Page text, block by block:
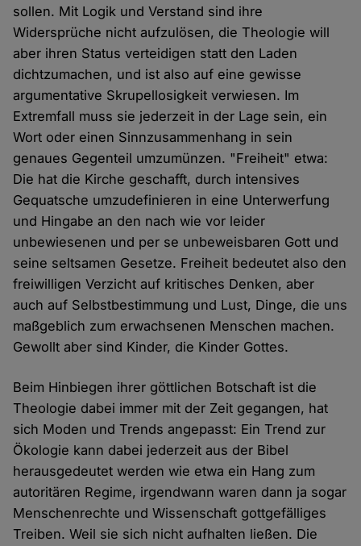
sollen. Mit Logik und Verstand sind ihre
Widersprüche nicht aufzulösen, die Theologie will
aber ihren Status verteidigen statt den Laden
dichtzumachen, und ist also auf eine gewisse
argumentative Skrupellosigkeit verwiesen. Im
Extremfall muss sie jederzeit in der Lage sein, ein
Wort oder einen Sinnzusammenhang in sein
genaues Gegenteil umzumünzen. "Freiheit" etwa:
Die hat die Kirche geschafft, durch intensives
Gequatsche umzudefinieren in eine Unterwerfung
und Hingabe an den nach wie vor leider
unbewiesenen und per se unbeweisbaren Gott und
seine seltsamen Gesetze. Freiheit bedeutet also den
freiwilligen Verzicht auf kritisches Denken, aber
auch auf Selbstbestimmung und Lust, Dinge, die uns
maßgeblich zum erwachsenen Menschen machen.
Gewollt aber sind Kinder, die Kinder Gottes.
Beim Hinbiegen ihrer göttlichen Botschaft ist die
Theologie dabei immer mit der Zeit gegangen, hat
sich Moden und Trends angepasst: Ein Trend zur
Ökologie kann dabei jederzeit aus der Bibel
herausgedeutet werden wie etwa ein Hang zum
autoritären Regime, irgendwann waren dann ja sogar
Menschenrechte und Wissenschaft gottgefälliges
Treiben. Weil sie sich nicht aufhalten ließen. Die